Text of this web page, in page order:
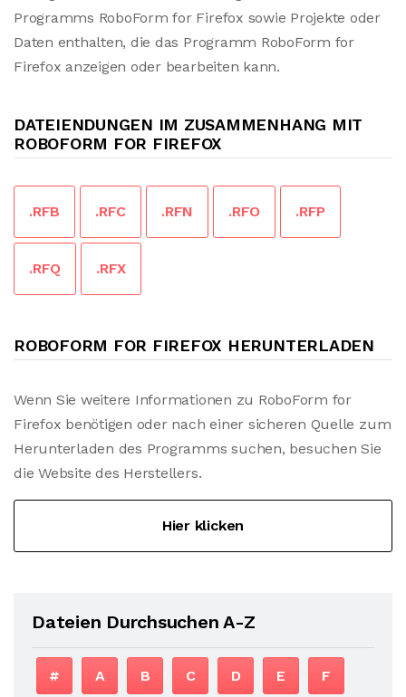
Programms RoboForm for Firefox sowie Projekte oder
Daten enthalten, die das Programm RoboForm for
Firefox anzeigen oder bearbeiten kann.
DATEIENDUNGEN IM ZUSAMMENHANG MIT
ROBOFORM FOR FIREFOX
.RFB .RFC .RFN .RFO .RFP
.RFQ .RFX
ROBOFORM FOR FIREFOX HERUNTERLADEN
Wenn Sie weitere Informationen zu RoboForm for
Firefox benötigen oder nach einer sicheren Quelle zum
Herunterladen des Programms suchen, besuchen Sie
die Website des Herstellers.
Hier klicken
Dateien Durchsuchen A-Z
# A B C D E F